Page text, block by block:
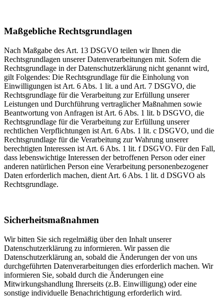
Maßgebliche Rechtsgrundlagen
Nach Maßgabe des Art. 13 DSGVO teilen wir Ihnen die
Rechtsgrundlagen unserer Datenverarbeitungen mit. Sofern die
Rechtsgrundlage in der Datenschutzerklärung nicht genannt wird,
gilt Folgendes: Die Rechtsgrundlage für die Einholung von
Einwilligungen ist Art. 6 Abs. 1 lit. a und Art. 7 DSGVO, die
Rechtsgrundlage für die Verarbeitung zur Erfüllung unserer
Leistungen und Durchführung vertraglicher Maßnahmen sowie
Beantwortung von Anfragen ist Art. 6 Abs. 1 lit. b DSGVO, die
Rechtsgrundlage für die Verarbeitung zur Erfüllung unserer
rechtlichen Verpflichtungen ist Art. 6 Abs. 1 lit. c DSGVO, und die
Rechtsgrundlage für die Verarbeitung zur Wahrung unserer
berechtigten Interessen ist Art. 6 Abs. 1 lit. f DSGVO. Für den Fall,
dass lebenswichtige Interessen der betroffenen Person oder einer
anderen natürlichen Person eine Verarbeitung personenbezogener
Daten erforderlich machen, dient Art. 6 Abs. 1 lit. d DSGVO als
Rechtsgrundlage.
Sicherheitsmaßnahmen
Wir bitten Sie sich regelmäßig über den Inhalt unserer
Datenschutzerklärung zu informieren. Wir passen die
Datenschutzerklärung an, sobald die Änderungen der von uns
durchgeführten Datenverarbeitungen dies erforderlich machen. Wir
informieren Sie, sobald durch die Änderungen eine
Mitwirkungshandlung Ihrerseits (z.B. Einwilligung) oder eine
sonstige individuelle Benachrichtigung erforderlich wird.